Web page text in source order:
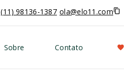
(11) 98136-1387 ola@elo11.com
Sobre Contato